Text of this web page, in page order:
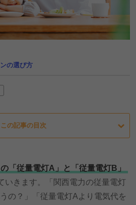
の選び方
この記事の目次
「従量電灯A」と「従量電灯B」
いきます。「関西電力の従量電灯
の？」「従量電灯Aより電気代を